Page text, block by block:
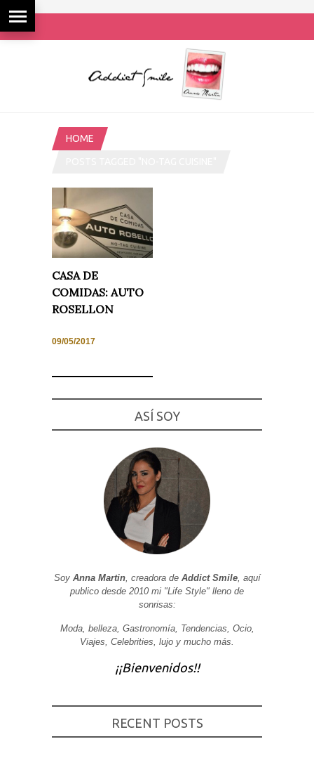
HOME
CASA DE
COMIDAS: AUTO
ROSELLON
09/05/2017
ASÍ SOY
Soy Anna Martin, creadora de Addict Smile, aquí
publico desde 2010 mi "Life Style" lleno de
sonrisas:
Moda, belleza, Gastronomía, Tendencias, Ocio,
Viajes, Celebrities, lujo y mucho más.
¡¡Bienvenidos!!
RECENT POSTS
cookies no
base a cómo
visita. Si
algunas